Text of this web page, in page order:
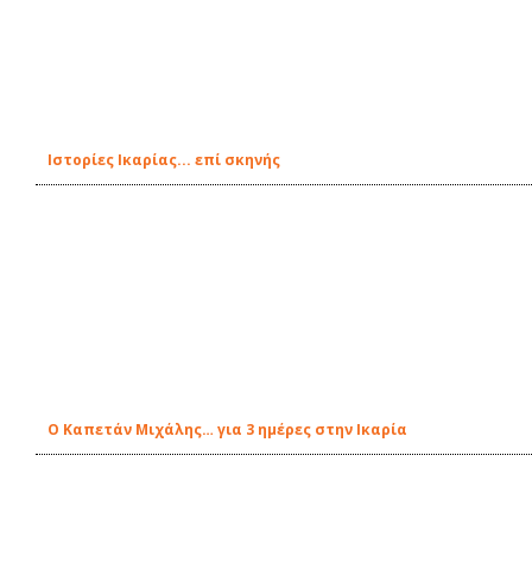
Ιστορίες Ικαρίας... επί σκηνής
Ο Καπετάν Μιχάλης… για 3 ημέρες στην Ικαρία